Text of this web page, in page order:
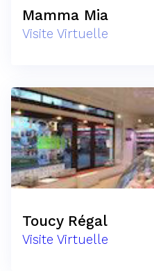
Mamma Mia
Visite Virtuelle
Toucy Régal
Visite Virtuelle